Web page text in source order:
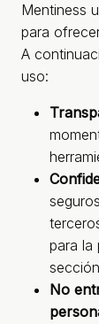
Mentiness
para
A
uso:
para la
No